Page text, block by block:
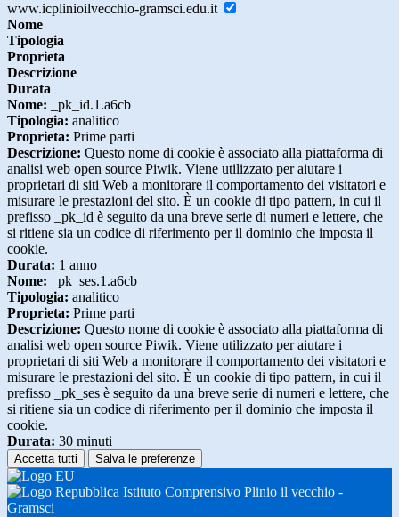
www.icplinioilvecchio-gramsci.edu.it
Nome
Tipologia
Proprieta
Descrizione
Durata
Nome: _pk_id.1.a6cb
Tipologia: analitico
Proprieta: Prime parti
Descrizione: Questo nome di cookie è associato alla piattaforma di
analisi web open source Piwik. Viene utilizzato per aiutare i
proprietari di siti Web a monitorare il comportamento dei visitatori e
misurare le prestazioni del sito. È un cookie di tipo pattern, in cui il
prefisso _pk_id è seguito da una breve serie di numeri e lettere, che
si ritiene sia un codice di riferimento per il dominio che imposta il
cookie.
Durata: 1 anno
Nome: _pk_ses.1.a6cb
Tipologia: analitico
Proprieta: Prime parti
Descrizione: Questo nome di cookie è associato alla piattaforma di
analisi web open source Piwik. Viene utilizzato per aiutare i
proprietari di siti Web a monitorare il comportamento dei visitatori e
misurare le prestazioni del sito. È un cookie di tipo pattern, in cui il
prefisso _pk_ses è seguito da una breve serie di numeri e lettere, che
si ritiene sia un codice di riferimento per il dominio che imposta il
cookie.
Durata: 30 minuti
Accetta tutti Salva le preferenze
Istituto Comprensivo Plinio il vecchio -
Gramsci